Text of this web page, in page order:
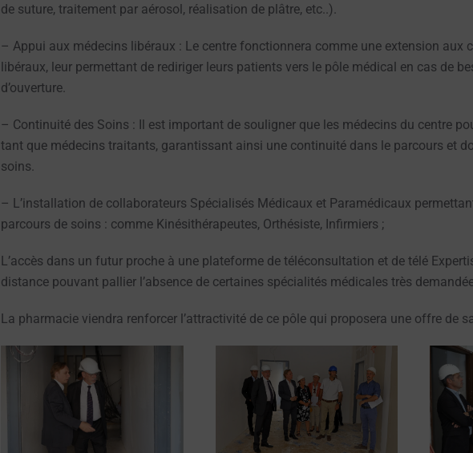
de suture, traitement par aérosol, réalisation de plâtre, etc..).
– Appui aux médecins libéraux : Le centre fonctionnera comme une extension aux
libéraux, leur permettant de rediriger leurs patients vers le pôle médical en cas de
d’ouverture.
– Continuité des Soins : Il est important de souligner que les médecins du centre
tant que médecins traitants, garantissant ainsi une continuité dans le parcours et
soins.
– L’installation de collaborateurs Spécialisés Médicaux et Paramédicaux
parcours de soins : comme Kinésithérapeutes, Orthésiste, Infirmiers ;
L’accès dans un futur proche à une plateforme de téléconsultation et de télé
distance pouvant pallier l’absence de certaines spécialités médicales très
La pharmacie viendra renforcer l’attractivité de ce pôle qui proposera une offre de
OUVRIR OUVRIR